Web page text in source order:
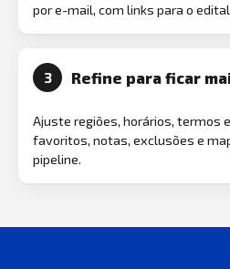
por e-mail, com links para o
3 Refine para ficar
Ajuste regiões, horários, termos
favoritos, notas, exclusões e
pipeline.